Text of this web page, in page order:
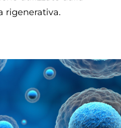
rigenerativa.